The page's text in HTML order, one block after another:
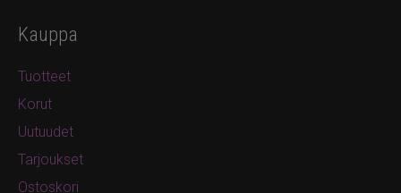
Kauppa
Tuotteet
Korut
Uutuudet
Tarjoukset
Ostoskori